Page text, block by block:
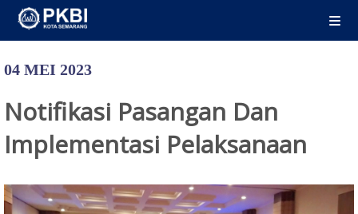
04 MEI 2023
Notifikasi Pasangan Dan
Implementasi Pelaksanaan